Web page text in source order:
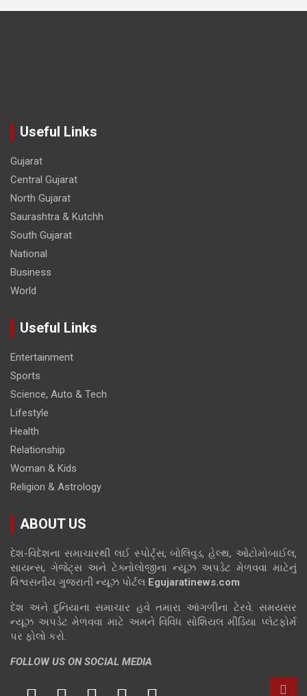
Useful Links
Gujarat
Central Gujarat
North Gujarat
Saurashtra & Kutchh
South Gujarat
National
Business
World
Useful Links
Entertainment
Sports
Science, Auto & Tech
Lifestyle
Health
Relationship
Woman & Kids
Religion & Astrology
ABOUT US
દેશ-વિદેશના સમાચારથી લઈ સ્પોર્ટ્સ, બોલિવુડ, હેલ્થ, ઓટોમોબાઈલ,
સાયન્સ, ગેજેટ્સ અને ટેક્નોલોજીના ન્યૂઝ અપડેટ મેળવવા માટેનું
વિશ્વસનીય ગુજરાતી ન્યૂઝ પોર્ટલ Egujaratinews.com
દેશ અને દુનિયાના સમાચાર હવે તમારા આંગળીના ટેરવે. સમયસર
ન્યૂઝ અપડેટ મેળવવા માટે અમને વિવિધ સોશિયલ મીડિયા પ્લેટફોર્મ
પર ફોલો કરો.
FOLLOW US ON SOCIAL MEDIA